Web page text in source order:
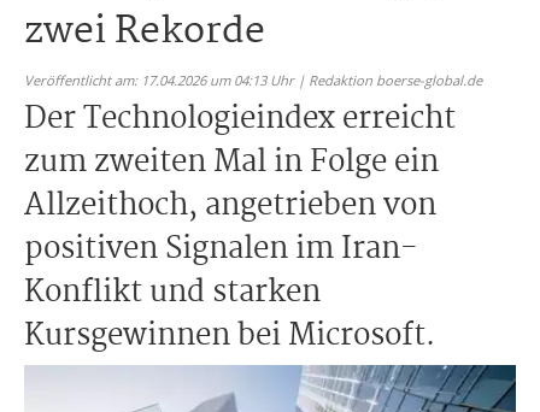
zwei Rekorde
Veröffentlicht am: 17.04.2026 um 04:13 Uhr | Redaktion boerse-global.de
Der Technologieindex erreicht
zum zweiten Mal in Folge ein
Allzeithoch, angetrieben von
positiven Signalen im Iran-
Konflikt und starken
Kursgewinnen bei Microsoft.